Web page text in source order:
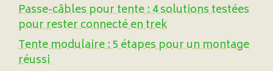
Passe-câbles pour tente : 4 solutions testées
pour rester connecté en trek
Tente modulaire : 5 étapes pour un montage
réussi